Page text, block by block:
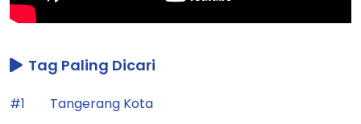
Tag Paling Dicari
#1
Tangerang Kota